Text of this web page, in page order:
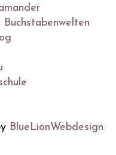
Buchstabenwelten
BlueLionWebdesign